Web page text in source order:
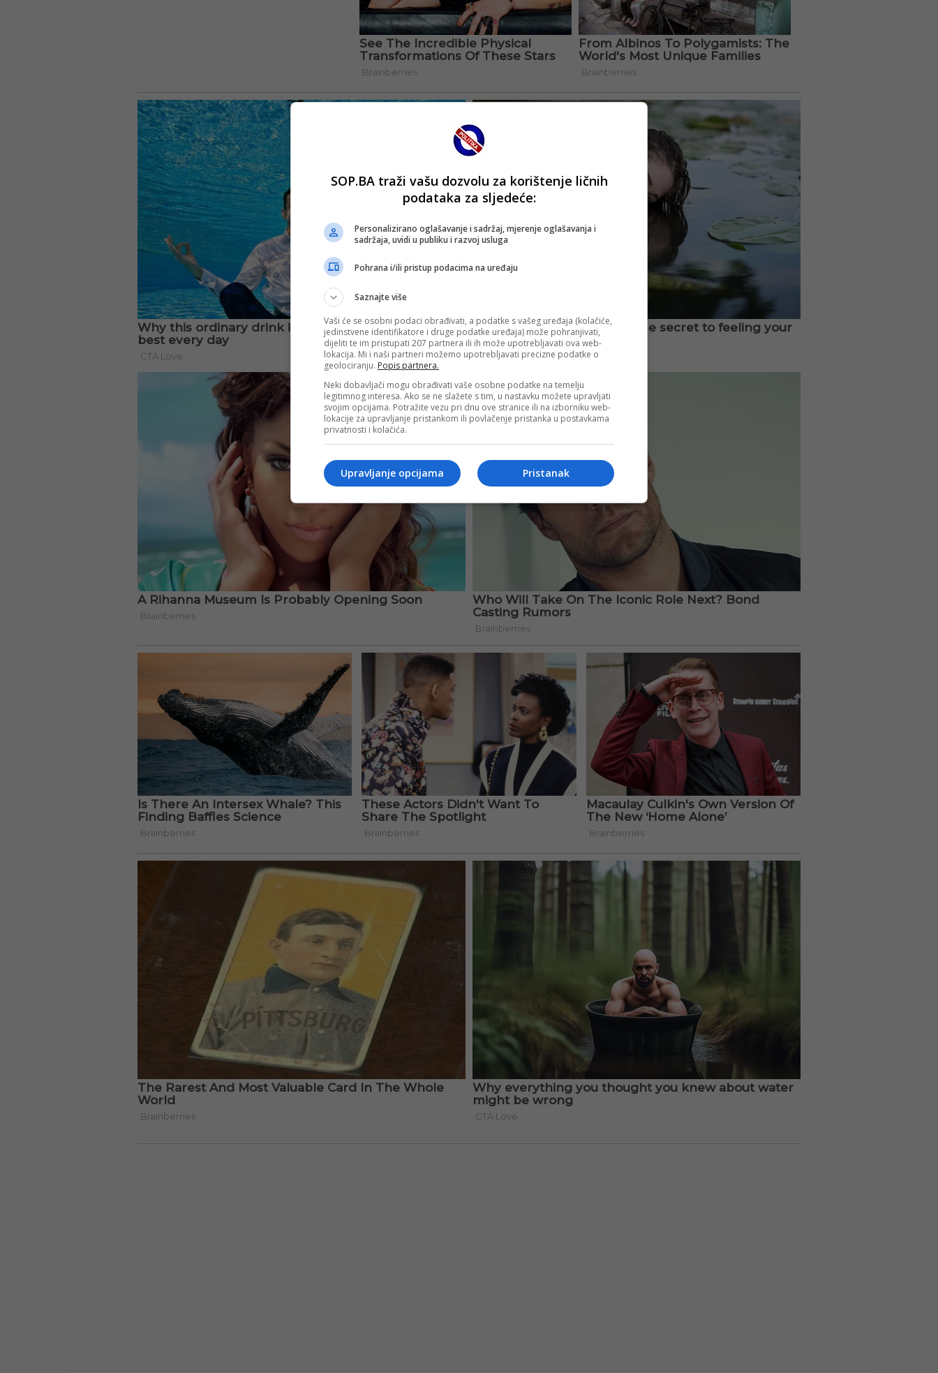
SOP.BA traži vašu dozvolu za korištenje ličnih
podataka za sljedeće:
Personalizirano oglašavanje i sadržaj, mjerenje oglašavanja i
sadržaja, uvidi u publiku i razvoj usluga
Pohrana i/ili pristup podacima na uređaju
Saznajte više
Vaši će se osobni podaci obrađivati, a podatke s vašeg uređaja (kolačiće,
jedinstvene identifikatore i druge podatke uređaja) može pohranjivati,
dijeliti te im pristupati 207 partnera ili ih može upotrebljavati ova web-
lokacija. Mi i naši partneri možemo upotrebljavati precizne podatke o
geolociranju. Popis partnera.
Neki dobavljači mogu obrađivati vaše osobne podatke na temelju
legitimnog interesa. Ako se ne slažete s tim, u nastavku možete upravljati
svojim opcijama. Potražite vezu pri dnu ove stranice ili na izborniku web-
lokacije za upravljanje pristankom ili povlačenje pristanka u postavkama
privatnosti i kolačića.
Pristanak
Upravljanje opcijama